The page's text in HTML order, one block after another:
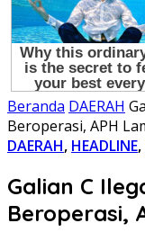
Beranda DAERAH
Beroperasi, APH
DAERAH, HEADLINE,
Galian C
Beroperasi,